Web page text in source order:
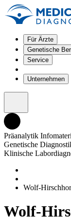
Für Ärzte
Genetische
Service
Unternehmen
Präanalytik
Genetische
Klinische
Wolf-
Wolf-